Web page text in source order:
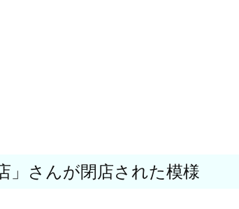
」さんが閉店された模様